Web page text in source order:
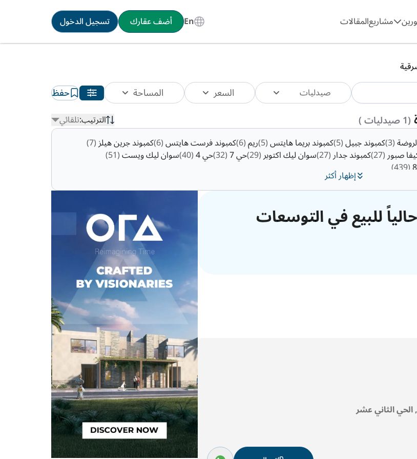
مشاريعالمقالات En أضف عقارك تسجيل الدخول
صيدليات السعر المساحة حفظ
(1 صيدليات ) الترتيب:تلقائي
إظهار أكثر
(3) كمبوند جبيل(5) كمبوند بريما هايتس(5) ريم(6) كمبوند فرست هايتس(6) كمبوند جرين هيلز(7)
صبور(27) كمبوند جدار(27) سوان ليك اكتوبر(29) حي 7 (32) حي 4 (40) سوان ليك ويست(51)
(439)
للبيع في التوسعات
الثاني عشر